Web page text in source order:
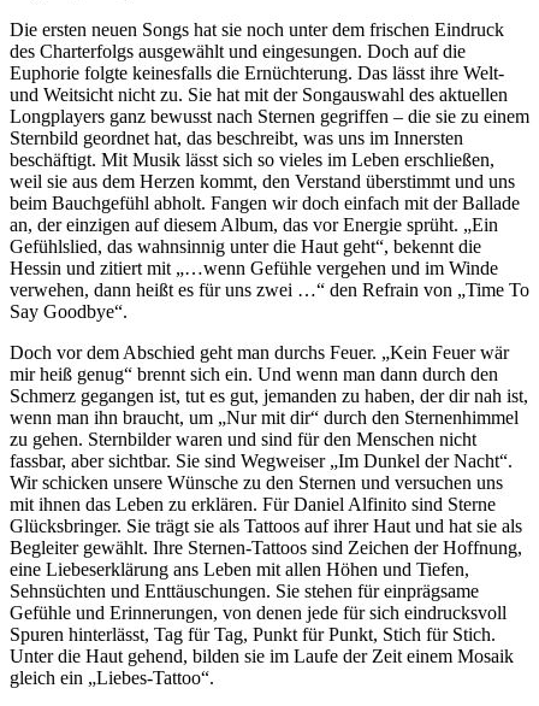
Die ersten neuen Songs hat sie noch unter dem frischen Eindruck
des Charterfolgs ausgewählt und eingesungen. Doch auf die
Euphorie folgte keinesfalls die Ernüchterung. Das lässt ihre Welt-
und Weitsicht nicht zu. Sie hat mit der Songauswahl des aktuellen
Longplayers ganz bewusst nach Sternen gegriffen – die sie zu einem
Sternbild geordnet hat, das beschreibt, was uns im Innersten
beschäftigt. Mit Musik lässt sich so vieles im Leben erschließen,
weil sie aus dem Herzen kommt, den Verstand überstimmt und uns
beim Bauchgefühl abholt. Fangen wir doch einfach mit der Ballade
an, der einzigen auf diesem Album, das vor Energie sprüht. „Ein
Gefühlslied, das wahnsinnig unter die Haut geht“, bekennt die
Hessin und zitiert mit „…wenn Gefühle vergehen und im Winde
verwehen, dann heißt es für uns zwei …“ den Refrain von „Time To
Say Goodbye“.
Doch vor dem Abschied geht man durchs Feuer. „Kein Feuer wär
mir heiß genug“ brennt sich ein. Und wenn man dann durch den
Schmerz gegangen ist, tut es gut, jemanden zu haben, der dir nah ist,
wenn man ihn braucht, um „Nur mit dir“ durch den Sternenhimmel
zu gehen. Sternbilder waren und sind für den Menschen nicht
fassbar, aber sichtbar. Sie sind Wegweiser „Im Dunkel der Nacht“.
Wir schicken unsere Wünsche zu den Sternen und versuchen uns
mit ihnen das Leben zu erklären. Für Daniel Alfinito sind Sterne
Glücksbringer. Sie trägt sie als Tattoos auf ihrer Haut und hat sie als
Begleiter gewählt. Ihre Sternen-Tattoos sind Zeichen der Hoffnung,
eine Liebeserklärung ans Leben mit allen Höhen und Tiefen,
Sehnsüchten und Enttäuschungen. Sie stehen für einprägsame
Gefühle und Erinnerungen, von denen jede für sich eindrucksvoll
Spuren hinterlässt, Tag für Tag, Punkt für Punkt, Stich für Stich.
Unter die Haut gehend, bilden sie im Laufe der Zeit einem Mosaik
gleich ein „Liebes-Tattoo“.